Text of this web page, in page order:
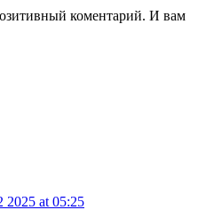
коментарий. И вам
2025 at 05:25